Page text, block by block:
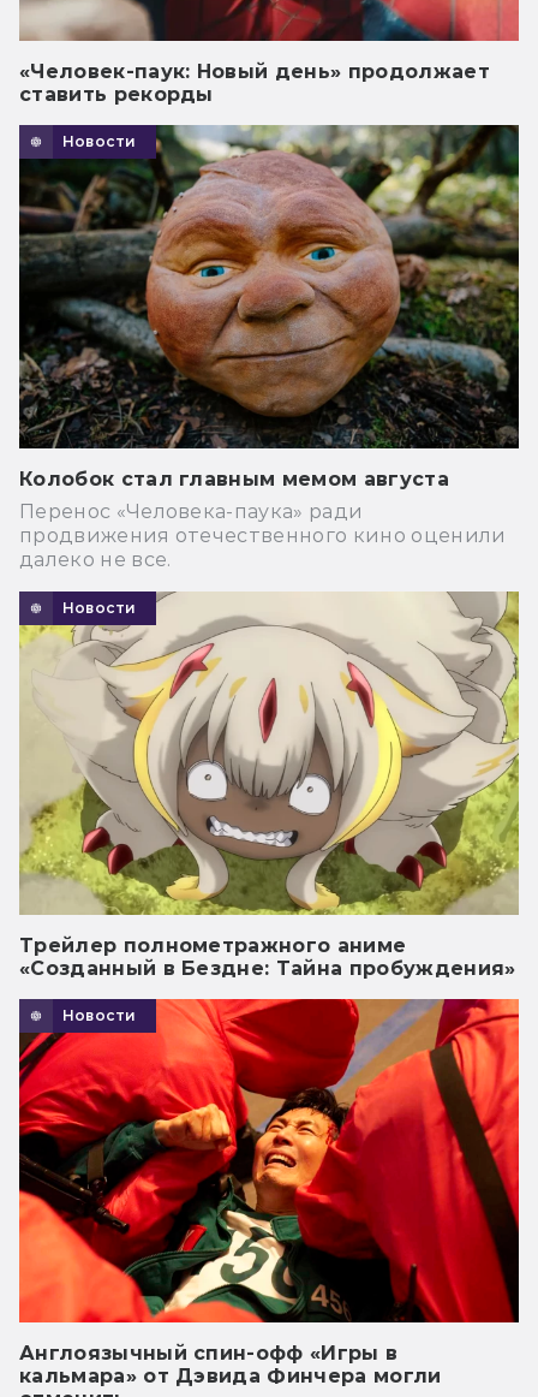
«Человек-паук: Новый день» продолжает
ставить рекорды
Новости
Колобок стал главным мемом августа
Перенос «Человека-паука» ради
продвижения отечественного кино оценили
далеко не все.
Новости
Трейлер полнометражного аниме
«Созданный в Бездне: Тайна пробуждения»
Новости
Англоязычный спин-офф «Игры в
кальмара» от Дэвида Финчера могли